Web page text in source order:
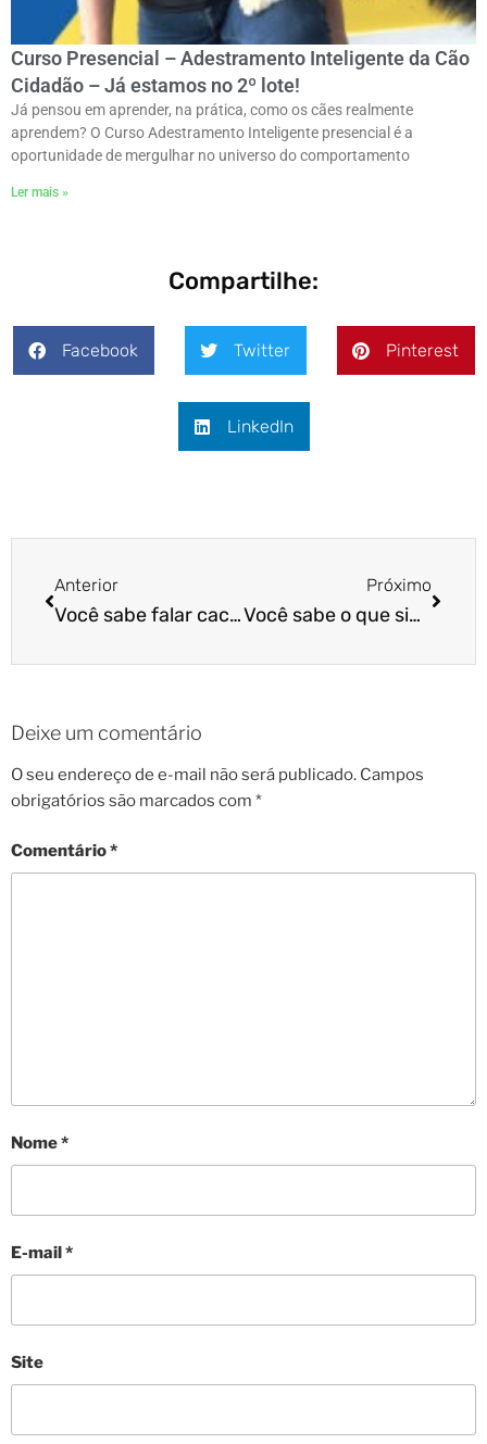
Curso Presencial – Adestramento Inteligente da Cão
Cidadão – Já estamos no 2º lote!
Já pensou em aprender, na prática, como os cães realmente
aprendem? O Curso Adestramento Inteligente presencial é a
oportunidade de mergulhar no universo do comportamento
Ler mais »
Compartilhe:
Facebook Twitter Pinterest
LinkedIn
Anterior
Você sabe falar cachorrês? Aprenda com a Cão Cidadão!
Próximo
Você sabe o que significa NOVEMBRO AZUL?
Deixe um comentário
O seu endereço de e-mail não será publicado. Campos
obrigatórios são marcados com *
Comentário*
Nome*
E-mail*
Site